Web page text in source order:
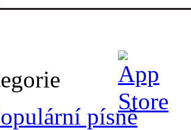
písně